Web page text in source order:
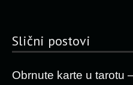
Slični postovi
Obrnute karte u tarotu